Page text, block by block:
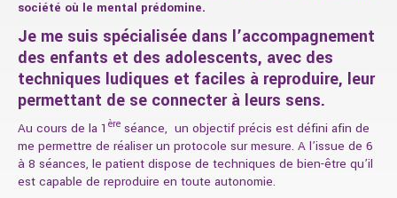
société où le mental prédomine.
Je me suis spécialisée dans l’accompagnement
des enfants et des adolescents, avec des
techniques ludiques et faciles à reproduire, leur
permettant de se connecter à leurs sens.
Au cours de la 1 ère séance, un objectif précis est défini afin de
me permettre de réaliser un protocole sur mesure. A l’issue de 6
à 8 séances, le patient dispose de techniques de bien-être qu’il
est capable de reproduire en toute autonomie.